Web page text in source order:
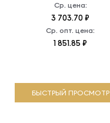
Ср. цена:
3 703.70 ₽
Ср. опт. цена:
1 851.85 ₽
БЫСТРЫЙ ПРОСМОТР